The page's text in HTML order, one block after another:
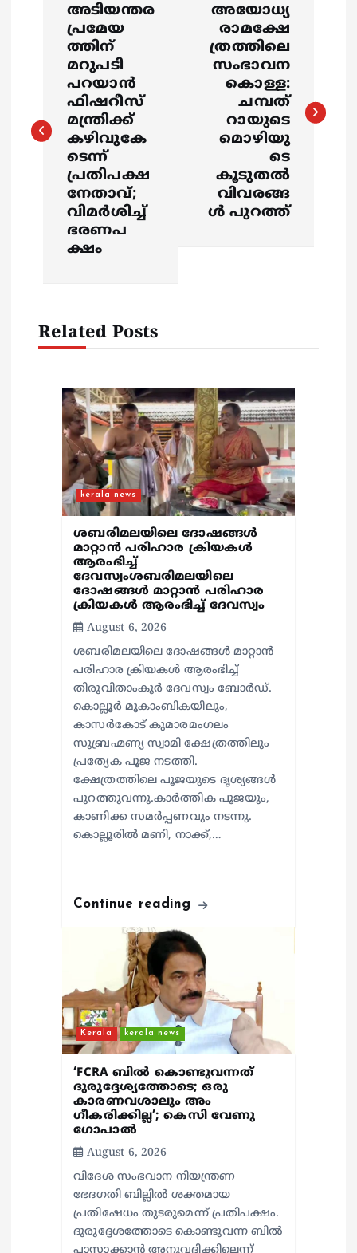
t
n
a
അടിയന്തര
പ്രമേയ
ത്തിന്
മറുപടി
പറയാൻ
ഫിഷറീസ്
മന്ത്രിക്ക്
കഴിവുകേ
ടെന്ന്
പ്രതിപക്ഷ
നേതാവ്;
വിമർശിച്ച്
ഭരണപ
ക്ഷം
അയോധ്യ
രാമക്ഷേ
ത്രത്തിലെ
സംഭാവന
കൊള്ള:
ചമ്പത്
റായുടെ
മൊഴിയു
ടെ
കൂടുതൽ
വിവരങ്ങ
ൾ പുറത്ത്
Related Posts
kerala news
ശബരിമലയിലെ ദോഷങ്ങൾ
മാറ്റാൻ പരിഹാര ക്രിയകൾ
ആരംഭിച്ച്
ദേവസ്വംശബരിമലയിലെ
ദോഷങ്ങൾ മാറ്റാൻ പരിഹാര
ക്രിയകൾ ആരംഭിച്ച് ദേവസ്വം
August 6, 2026
ശബരിമലയിലെ ദോഷങ്ങൾ മാറ്റാൻ
പരിഹാര ക്രിയകൾ ആരംഭിച്ച്
തിരുവിതാംകൂർ ദേവസ്വം ബോർഡ്.
കൊല്ലൂർ മൂകാംബികയിലും,
കാസർകോട് കുമാരമംഗലം
സുബ്രഹ്മണ്യ സ്വാമി ക്ഷേത്രത്തിലും
പ്രത്യേക പൂജ നടത്തി.
ക്ഷേത്രത്തിലെ പൂജയുടെ ദൃശ്യങ്ങൾ
പുറത്തുവന്നു.കാർത്തിക പൂജയും,
കാണിക്ക സമർപ്പണവും നടന്നു.
കൊല്ലൂരിൽ മണി, നാക്ക്,…
Continue reading
Kerala kerala news
‘FCRA ബിൽ കൊണ്ടുവന്നത്
ദുരുദ്ദേശ്യത്തോടെ; ഒരു
കാരണവശാലും അം​
ഗീകരിക്കില്ല’; കെസി വേണു​
ഗോപാൽ
August 6, 2026
വിദേശ സംഭവാന നിയന്ത്രണ
ഭേദഗതി ബില്ലിൽ ശക്തമായ
പ്രതിഷേധം തുടരുമെന്ന് പ്രതിപക്ഷം.
ദുരുദ്ദേശത്തോടെ കൊണ്ടുവന്ന ബിൽ
പാസാക്കാൻ അനുവദിക്കില്ലെന്ന്